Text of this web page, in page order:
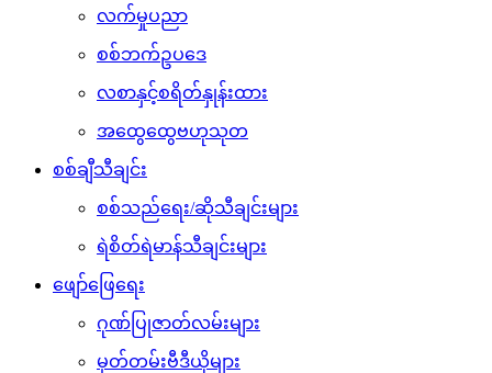
လက်မှုပညာ
စစ်ဘက်ဥပဒေ
လစာနှင့်စရိတ်နှုန်းထား
အထွေထွေဗဟုသုတ
စစ်ချီသီချင်း
စစ်သည်ရေး/ဆိုသီချင်းများ
ရဲစိတ်ရဲမာန်သီချင်းများ
ဖျော်ဖြေရေး
ဂုဏ်ပြုဇာတ်လမ်းများ
မှတ်တမ်းဗီဒီယိုများ